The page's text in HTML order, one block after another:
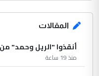
المقالات
أنقذوا "الريل وحمد"
منذ 19 ساعة